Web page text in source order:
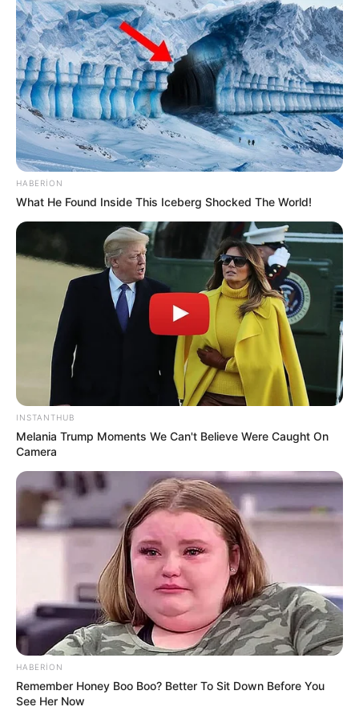
yaralananlar var
56 0 0
09:04 / 06 Avqust 2026 CƏMİYYƏT
Avqustda pulu tükənməyəcəkbürclər
09:01 / 06 Avqust 2026
DİQQƏT! Bu ərazilərdə işıq olmayacaq
0 0
HABERION
What He Found Inside This Iceberg Shocked The World!
INSTANTHUB
Melania Trump Moments We Can't Believe Were Caught On
Camera
HABERION
Remember Honey Boo Boo? Better To Sit Down Before You
See Her Now